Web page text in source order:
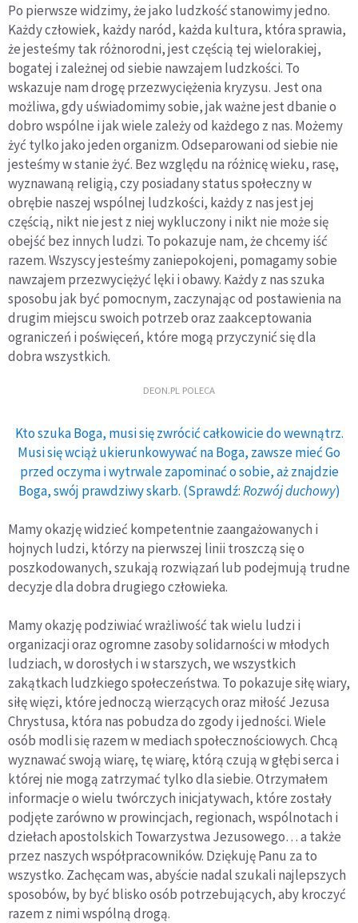
Po pierwsze widzimy, że jako ludzkość stanowimy jedno.
Każdy człowiek, każdy naród, każda kultura, która sprawia,
że jesteśmy tak różnorodni, jest częścią tej wielorakiej,
bogatej i zależnej od siebie nawzajem ludzkości. To
wskazuje nam drogę przezwyciężenia kryzysu. Jest ona
możliwa, gdy uświadomimy sobie, jak ważne jest dbanie o
dobro wspólne i jak wiele zależy od każdego z nas. Możemy
żyć tylko jako jeden organizm. Odseparowani od siebie nie
jesteśmy w stanie żyć. Bez względu na różnicę wieku, rasę,
wyznawaną religią, czy posiadany status społeczny w
obrębie naszej wspólnej ludzkości, każdy z nas jest jej
częścią, nikt nie jest z niej wykluczony i nikt nie może się
obejść bez innych ludzi. To pokazuje nam, że chcemy iść
razem. Wszyscy jesteśmy zaniepokojeni, pomagamy sobie
nawzajem przezwyciężyć lęki i obawy. Każdy z nas szuka
sposobu jak być pomocnym, zaczynając od postawienia na
drugim miejscu swoich potrzeb oraz zaakceptowania
ograniczeń i poświęceń, które mogą przyczynić się dla
dobra wszystkich.
DEON.PL POLECA
Kto szuka Boga, musi się zwrócić całkowicie do wewnątrz.
Musi się wciąż ukierunkowywać na Boga, zawsze mieć Go
przed oczyma i wytrwale zapominać o sobie, aż znajdzie
Boga, swój prawdziwy skarb. (Sprawdź:Rozwój duchowy)
Mamy okazję widzieć kompetentnie zaangażowanych i
hojnych ludzi, którzy na pierwszej linii troszczą się o
poszkodowanych, szukają rozwiązań lub podejmują trudne
decyzje dla dobra drugiego człowieka.
Mamy okazję podziwiać wrażliwość tak wielu ludzi i
organizacji oraz ogromne zasoby solidarności w młodych
ludziach, w dorosłych i w starszych, we wszystkich
zakątkach ludzkiego społeczeństwa. To pokazuje siłę wiary,
siłę więzi, które jednoczą wierzących oraz miłość Jezusa
Chrystusa, która nas pobudza do zgody i jedności. Wiele
osób modli się razem w mediach społecznościowych. Chcą
wyznawać swoją wiarę, tę wiarę, którą czują w głębi serca i
której nie mogą zatrzymać tylko dla siebie. Otrzymałem
informacje o wielu twórczych inicjatywach, które zostały
podjęte zarówno w prowincjach, regionach, wspólnotach i
dziełach apostolskich Towarzystwa Jezusowego… a także
przez naszych współpracowników. Dziękuję Panu za to
wszystko. Zachęcam was, abyście nadal szukali najlepszych
sposobów, by być blisko osób potrzebujących, aby kroczyć
razem z nimi wspólną drogą.